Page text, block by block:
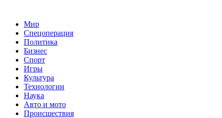
Мир
Спецоперация
Политика
Бизнес
Спорт
Игры
Культура
Технологии
Наука
Авто и мото
Происшествия